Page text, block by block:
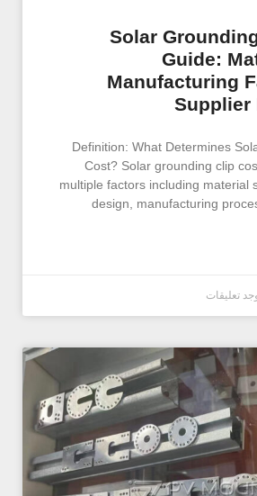
Solar
Guide:
Manufacturing
Supplier
Definition: What Determines
Cost? Solar grounding clip
multiple factors including material
design, manufacturing
تعليقات